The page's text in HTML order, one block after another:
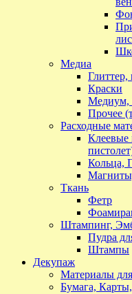
Медиа
Глиттер,
Краски
Медиум,
Прочее
Расходные
Клеевые
Кольца,
Ткань
Фетр
Штампинг,
Пудра
Штампы
Декупаж
Материалы
Бумага,